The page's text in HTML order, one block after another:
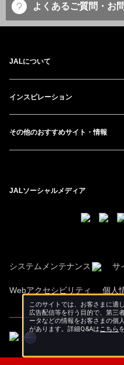
よくあるご質問・お
JALについて
インスピレーション
その他のおすすめサイト・情報
JALソーシャルメディア
システムメンテナンス サ
Webアクセシビリティ 個人
このサイトでは、お客さまに適
広告配信等を行う目的で、第三
ータなどの情報をお客さまの個
があります。詳細Q&Aはこちら